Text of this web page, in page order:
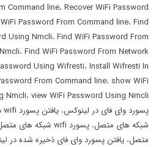
Command line، Recover WiFi Password
Password From Command line، Find
Using Nmcli، Find WiFi Password From
، Find WiFi Password From Network
Using Wifresti، Install Wifresti In
From Command line، show WiFi
Nmcli، view WiFi Password Using Nmcli
پسورد وای فای در لینوکس، یافتن پسورد wifi در لینوکس
شبکه های متصل، پسورد wifi شبکه های متصل
متصل، یافتن پسورد وای فای ذخیره شده در